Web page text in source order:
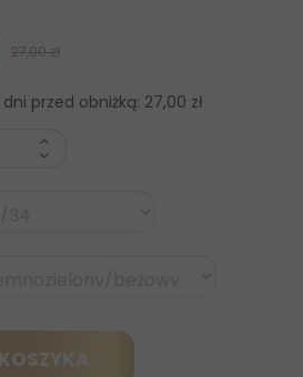
27,00 zł
przed obniżką: 27,00 zł